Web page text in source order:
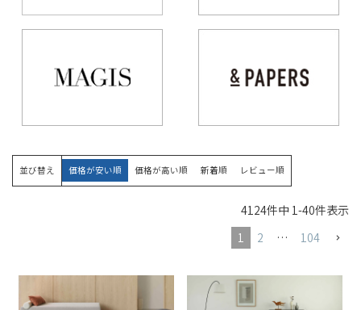
並び替え 価格が安い順 価格が高い順 新着順 レビュー順
4124件中 1 -40件表示
1
2 … 104